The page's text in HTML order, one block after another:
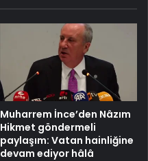
Muharrem İnce’den Nâzım
Hikmet göndermeli
paylaşım: Vatan hainliğine
devam ediyor hâlâ